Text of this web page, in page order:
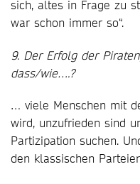
sich, altes in Frage zu
war schon immer so“.
9. Der Erfolg der
dass/wie….?
… viele Menschen mit
wird, unzufrieden sind
Partizipation suchen.
den klassischen